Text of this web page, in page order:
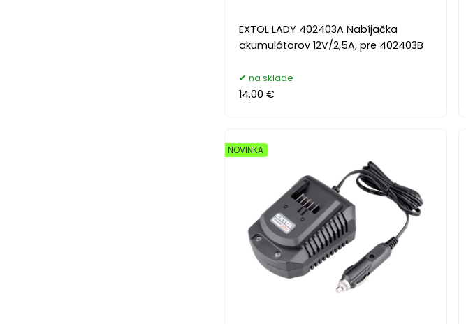
EXTOL LADY 402403A Nabíjačka
akumulátorov 12V/2,5A, pre 402403B
na sklade
14.00 €
NOVINKA